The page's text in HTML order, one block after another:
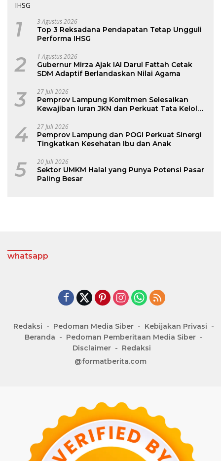
1 3 Agustus 2026
Top 3 Reksadana Pendapatan Tetap Ungguli
Performa IHSG
2 1 Agustus 2026
Gubernur Mirza Ajak IAI Darul Fattah Cetak
SDM Adaptif Berlandaskan Nilai Agama
3 27 Juli 2026
Pemprov Lampung Komitmen Selesaikan
Kewajiban Iuran JKN dan Perkuat Tata Kelola
4 27 Juli 2026
Pemprov Lampung dan POGI Perkuat Sinergi
Tingkatkan Kesehatan Ibu dan Anak
5 20 Juli 2026
Sektor UMKM Halal yang Punya Potensi Pasar
Paling Besar
whatsapp
Redaksi Pedoman Media Siber
Kebijakan Privasi
Beranda
Pedoman Pemberitaan Media Siber
Disclaimer
Redaksi
@formatberita.com